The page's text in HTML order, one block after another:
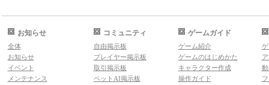
お知らせ
全体
お知らせ
イベント
メンテナンス
コミュニティ
自由掲示板
プレイヤー掲示板
取引掲示板
ペットAI掲示板
ゲームガイド
ゲーム紹介
ゲームのはじめかた
キャラクター作成
操作ガイド